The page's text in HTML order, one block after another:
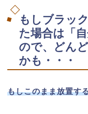
もしブラッ
た場合は「
ので、どん
かも・・・
もしこのまま放置す